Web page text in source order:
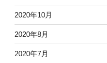
2020年10月
2020年8月
2020年7月